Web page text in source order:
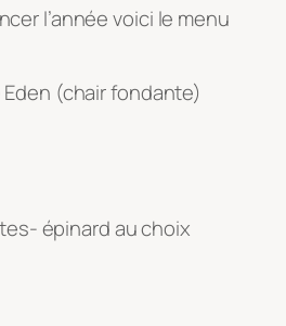
l’année voici le menu
(chair fondante)
épinard au choix